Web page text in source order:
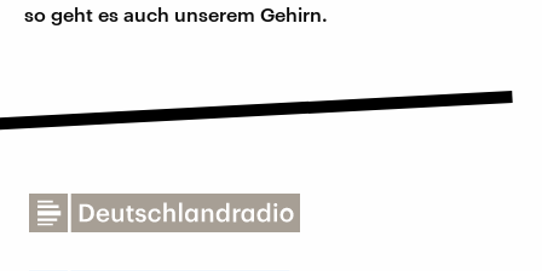
so geht es auch unserem Gehirn.